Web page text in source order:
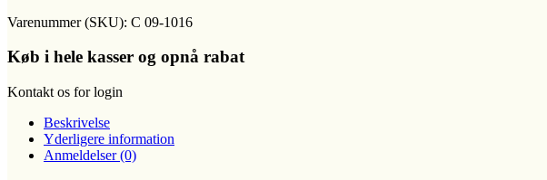
Varenummer (SKU): C 09-1016
Køb i hele kasser og opnå rabat
Kontakt os for login
Beskrivelse
Yderligere information
Anmeldelser (0)